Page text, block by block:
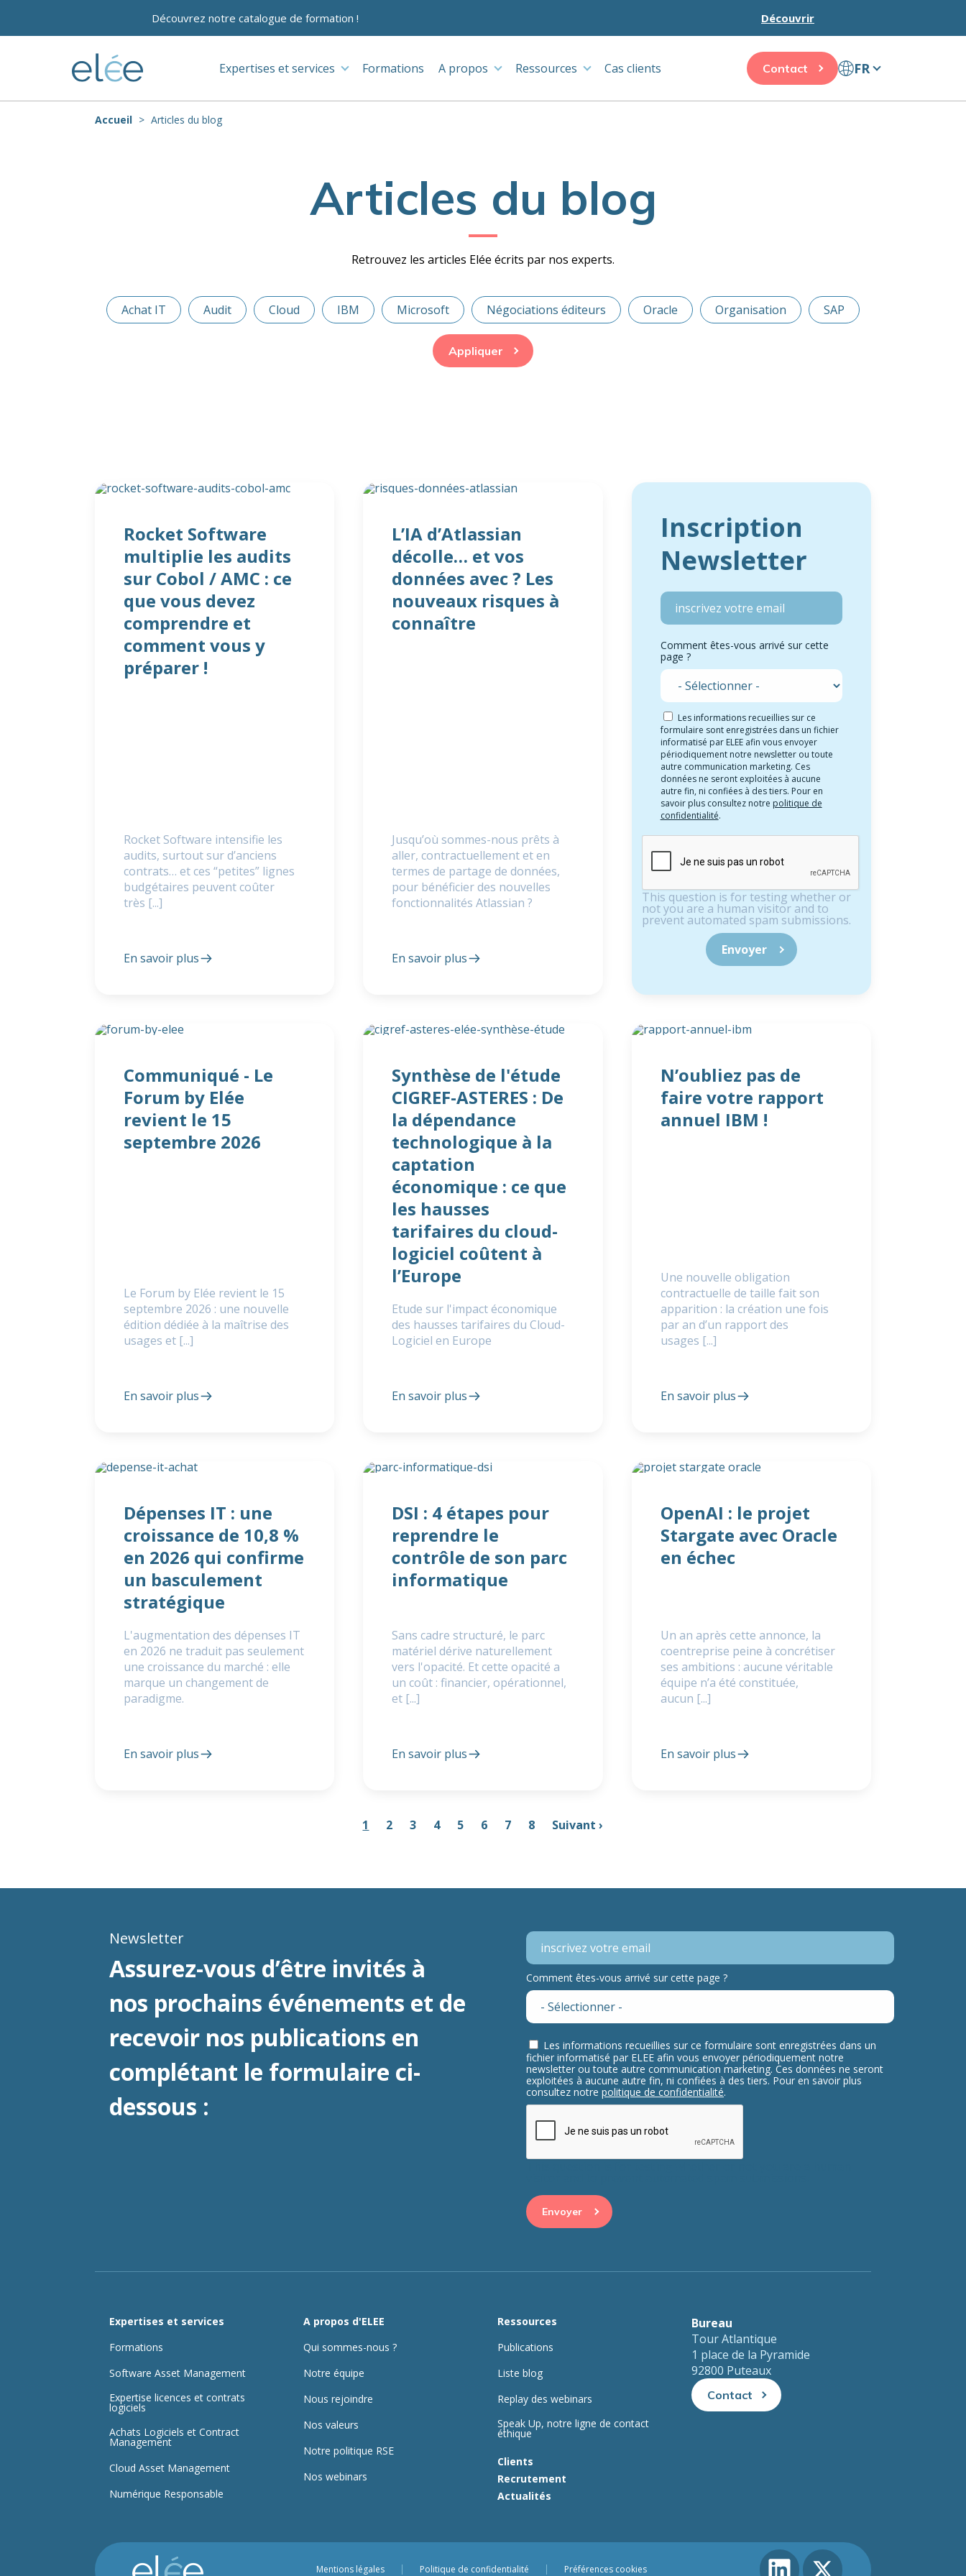
Découvrez notre catalogue de formation ! Découvrir
Expertises et services Formations A propos Ressources Cas clients Contact FR
Accueil Articles du blog
Articles du blog
Retrouvez les articles Elée écrits par nos experts.
Achat IT Audit Cloud IBM Microsoft Négociations éditeurs Oracle Organisation SAP
Appliquer
Inscription
Newsletter
Comment êtes-vous arrivé sur cette
page ?
Les informations recueillies sur ce
formulaire sont enregistrées dans un fichier
informatisé par ELEE afin vous envoyer
périodiquement notre newsletter ou toute
autre communication marketing. Ces
données ne seront exploitées à aucune
autre fin, ni confiées à des tiers. Pour en
savoir plus consultez notre politique de
confidentialité.
This question is for testing whether or
not you are a human visitor and to
prevent automated spam submissions.
Rocket Software
multiplie les audits
sur Cobol / AMC : ce
que vous devez
comprendre et
comment vous y
préparer !
Rocket Software intensifie les
audits, surtout sur d’anciens
contrats… et ces “petites” lignes
budgétaires peuvent coûter
très [...]
En savoir plus
L’IA d’Atlassian
décolle… et vos
données avec ? Les
nouveaux risques à
connaître
Jusqu’où sommes-nous prêts à
aller, contractuellement et en
termes de partage de données,
pour bénéficier des nouvelles
fonctionnalités Atlassian ?
En savoir plus
Communiqué - Le
Forum by Elée
revient le 15
septembre 2026
Le Forum by Elée revient le 15
septembre 2026 : une nouvelle
édition dédiée à la maîtrise des
usages et [...]
En savoir plus
Synthèse de l'étude
CIGREF-ASTERES : De
la dépendance
technologique à la
captation
économique : ce que
les hausses
tarifaires du cloud-
logiciel coûtent à
l’Europe
Etude sur l'impact économique
des hausses tarifaires du Cloud-
Logiciel en Europe
En savoir plus
N’oubliez pas de
faire votre rapport
annuel IBM !
Une nouvelle obligation
contractuelle de taille fait son
apparition : la création une fois
par an d’un rapport des
usages [...]
En savoir plus
Dépenses IT : une
croissance de 10,8 %
en 2026 qui confirme
un basculement
stratégique
L'augmentation des dépenses IT
en 2026 ne traduit pas seulement
une croissance du marché : elle
marque un changement de
paradigme.
En savoir plus
DSI : 4 étapes pour
reprendre le
contrôle de son parc
informatique
Sans cadre structuré, le parc
matériel dérive naturellement
vers l'opacité. Et cette opacité a
un coût : financier, opérationnel,
et [...]
En savoir plus
OpenAI : le projet
Stargate avec Oracle
en échec
Un an après cette annonce, la
coentreprise peine à concrétiser
ses ambitions : aucune véritable
équipe n’a été constituée,
aucun [...]
En savoir plus
1 2 3 4 5 6 7 8 Suivant ›
Newsletter
Assurez-vous d’être invités à
nos prochains événements et de
recevoir nos publications en
complétant le formulaire ci-
dessous :
Comment êtes-vous arrivé sur cette page ?
Les informations recueillies sur ce formulaire sont enregistrées dans un
fichier informatisé par ELEE afin vous envoyer périodiquement notre
newsletter ou toute autre communication marketing. Ces données ne seront
exploitées à aucune autre fin, ni confiées à des tiers. Pour en savoir plus
consultez notre politique de confidentialité.
Expertises et services
Formations
Software Asset Management
Expertise licences et contrats
logiciels
Achats Logiciels et Contract
Management
Cloud Asset Management
Numérique Responsable
A propos d'ELEE
Qui sommes-nous ?
Notre équipe
Nous rejoindre
Nos valeurs
Notre politique RSE
Nos webinars
Ressources
Publications
Liste blog
Replay des webinars
Speak Up, notre ligne de contact
éthique
Clients
Recrutement
Actualités
Bureau
Tour Atlantique
1 place de la Pyramide
92800 Puteaux
Contact
Mentions légales Politique de confidentialité Préférences cookies